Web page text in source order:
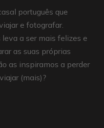
português que
e fotografar.
a ser mais felizes e
as suas próprias
as inspiramos a perder
(mais)?